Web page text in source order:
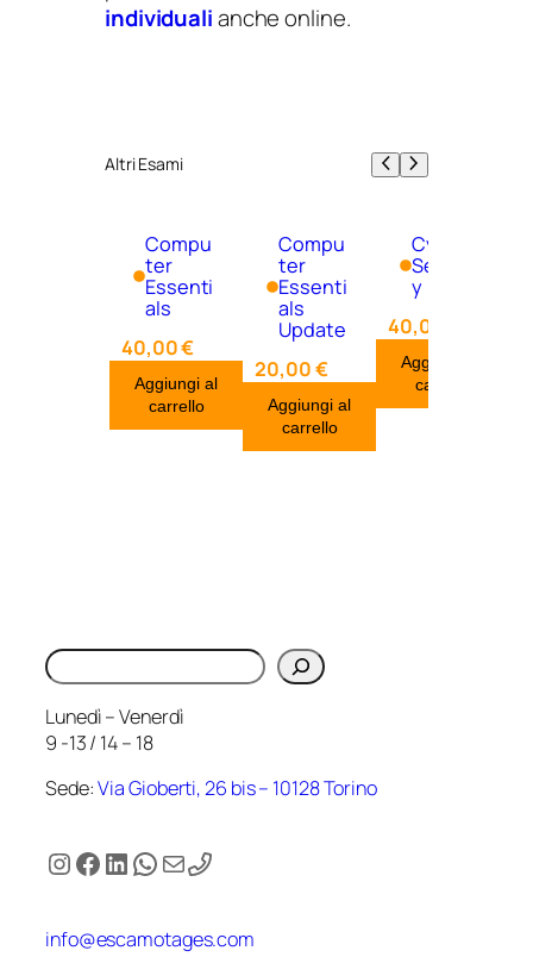
individualianche online.
Altri Esami
Compu
ter
Essenti
als
40,00€
Aggiungi al
carrello
Compu
ter
Essenti
als
Update
20,00€
Aggiungi al
carrello
Cyber
Securit
y
40,00
Aggiungi al
carrello
Cerca
Lunedì – Venerdì
9 -13 / 14 – 18
Sede:Via Gioberti, 26 bis – 10128 Torino
Instagram
Facebook
LinkedIn
WhatsApp
Email
info@escamotages.com